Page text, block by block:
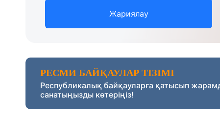
Жариялау
РЕСМИ БАЙҚАУЛАР ТІЗІМІ
Республикалық байқауларға қатысып
санатыңызды көтеріңіз!